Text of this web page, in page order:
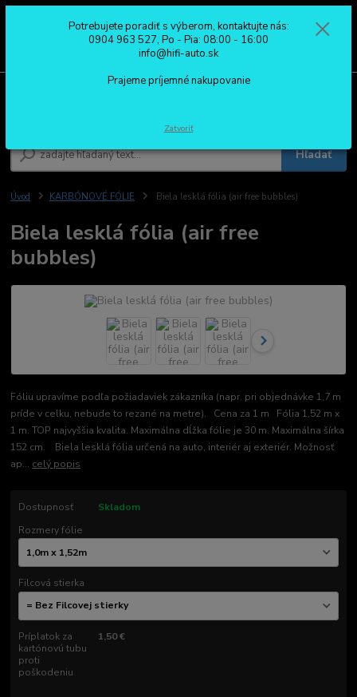
Hľadať
0904 963 527
Po - Pia: 08:00 - 16:00
Úvod KARBÓNOVÉ FÓLIE Biela lesklá fólia (air free bubbles)
Biela lesklá fólia (air free
bubbles)
Fóliu upravíme podľa požiadaviek zákazníka (napr. pri objednávke 1,7 m
príde v celku, nebude to rezané na metre). Cena za 1 m Fólia 1,52 m x
1 m. TOP najvyššia kvalita. Maximálna dĺžka fólie je 30 m. Maximálna šírka
152 cm. Biela lesklá fólia určená na auto, interiér aj exteriér. Možnosť
ap... celý popis
Dostupnosť
Skladom
Rozmery fólie
Filcová stierka
Príplatok za
kartónovú tubu
proti
poškodeniu
1,50 €
Potrebujete poradiť s výberom, kontaktujte nás:
0904 963 527, Po - Pia: 08:00 - 16:00
info@hifi-auto.sk
Prajeme príjemné nakupovanie
Zatvoriť